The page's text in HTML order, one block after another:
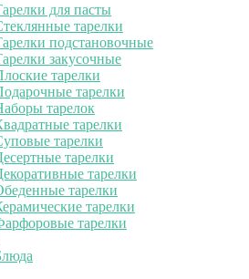
для пасты
тарелки
подстановочные
закусочные
тарелки
тарелки
тарелок
тарелки
тарелки
тарелки
тарелки
тарелки
тарелки
тарелки